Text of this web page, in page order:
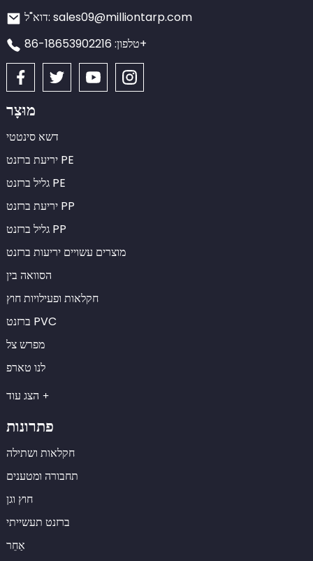
דוא"ל: sales09@milliontarp.com
טלפון: 86-18653902216+
מוּצָר
דשא סינטטי
יריעת ברזנט PE
גליל ברזנט PE
יריעת ברזנט PP
גליל ברזנט PP
מוצרים עשויים יריעות ברזנט
הסוואה בין
חקלאות ופעילויות חוץ
ברזנט PVC
מפרש צל
לנו טארפ
הצג עוד
פתרונות
חקלאות ושתילה
תחבורה ומטענים
חוץ וגן
ברזנט תעשייתי
אַחֵר